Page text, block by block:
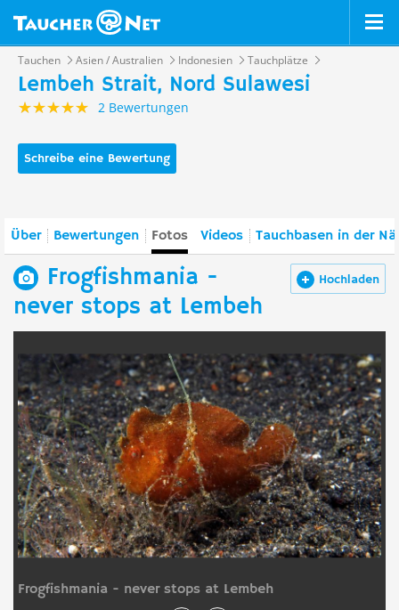
Tauchen Asien / Australien Indonesien Tauchplätze
Lembeh Strait, Nord Sulawesi
2 Bewertungen
Schreibe eine Bewertung
Über Bewertungen Fotos Videos Tauchbasen in der
Hochladen
Frogfishmania -
never stops at Lembeh
Frogfishmania - never stops at Lembeh